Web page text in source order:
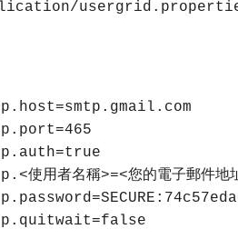
用者名稱>=<您的電子郵件地